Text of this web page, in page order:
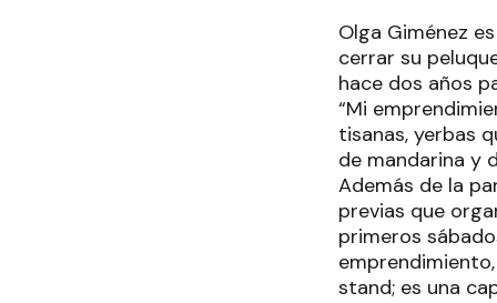
Olga Giménez
cerrar su
hace dos años
“Mi
tisanas, yerbas
de mandarina y
Además de la
previas que
primeros
stand; es una